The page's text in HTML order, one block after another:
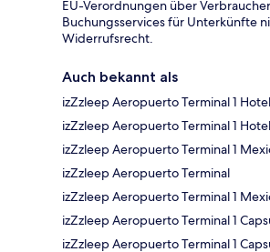
EU-Verordnungen über
Buchungsservices für Unterkünfte
Widerrufsrecht.
Auch bekannt als
izZzleep Aeropuerto Terminal 1
izZzleep Aeropuerto Terminal 1 Hotel
izZzleep Aeropuerto Terminal 1
izZzleep Aeropuerto Terminal
izZzleep Aeropuerto Terminal 1
izZzleep Aeropuerto Terminal 1
izZzleep Aeropuerto Terminal 1